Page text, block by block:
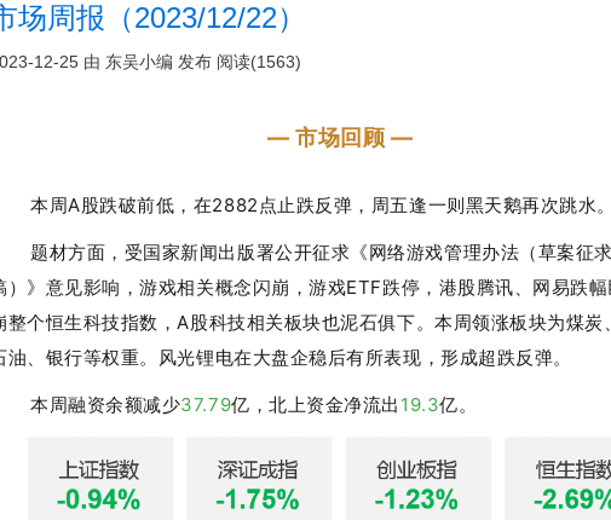
场周报（2023/12/22）
12-25 由 东吴小编 发布 阅读(1563)
— 市场回顾 —
本周A股跌破前低，在2882点止跌反弹，周五逢一则黑天鹅再次跳水
题材方面 ，受国家新闻出版署公开征求《网络游戏管理办法（草案征
）》意见影响，游戏相关概念闪崩，游戏ETF跌停，港股腾讯、网易跌
整个恒生科技指数，A股科技相关板块也泥石俱下。本周领涨板块为煤炭
油、银行等权重。风光锂电在大盘企稳后有所表现，形成超跌反弹。
本周融资余额减少37.79亿，北上资金净流出 19.3亿。